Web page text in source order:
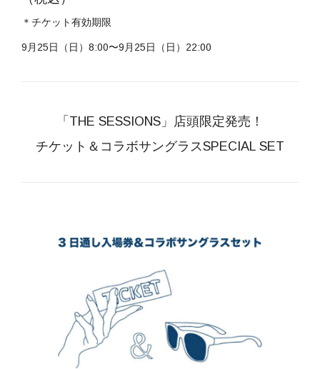
＊チケット有効期限
9月25日（日）8:00〜9月25日（日）22:00
「THE SESSIONS」店頭限定発売！
チケット＆コラボサングラスSPECIAL SET